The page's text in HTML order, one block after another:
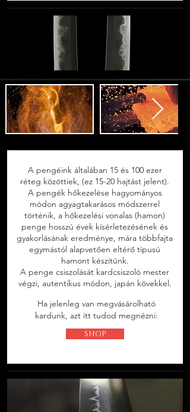
A pengéink általában 15 és 100 ezer
réteg közöttiek, (ez 15-20 hajtást jelent).
A pengék hőkezelése hagyományos
módon agyagtakarásos módszerrel
történik, a hőkezelési vonalas (hamon)
penge hosszú évek kísérletezésének és
gyakorlásának eredménye, mára többfajta
egymástól alapvetően eltérő típusú
hamont készítünk.
A penge csiszolását kardcsiszoló mester
végzi, autentikus módon, japán kövekkel.
Ha jelenleg van megvásárolható
kardunk, azt itt tudod megnézni:
SHOP